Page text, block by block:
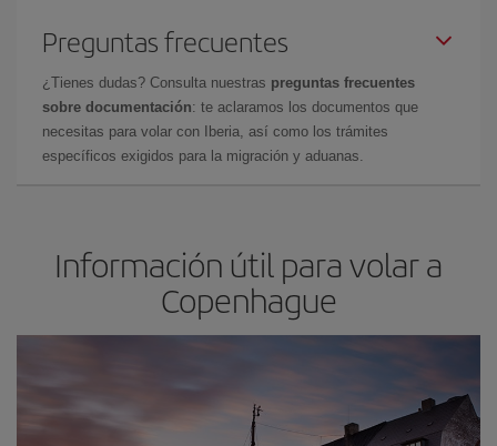
Preguntas frecuentes
¿Tienes dudas? Consulta nuestras preguntas frecuentes
sobre documentación: te aclaramos los documentos que
necesitas para volar con Iberia, así como los trámites
específicos exigidos para la migración y aduanas.
Información útil para volar a
Copenhague